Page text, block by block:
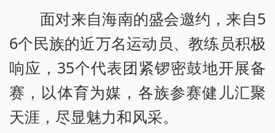
面对来自海南的盛会邀约，来自5
6个民族的近万名运动员、教练员积极
响应，35个代表团紧锣密鼓地开展备
赛，以体育为媒，各族参赛健儿汇聚
天涯，尽显魅力和风采。